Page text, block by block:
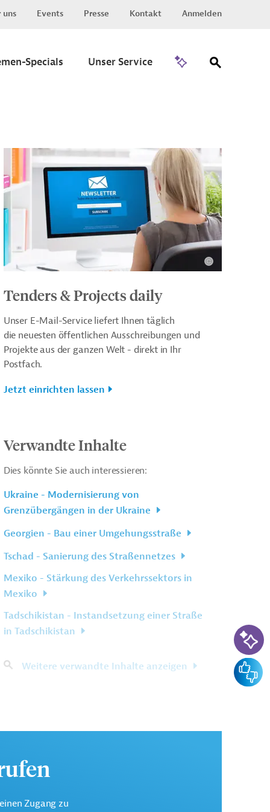
uns Events Presse Kontakt Anmelden
Specials Unser Service
Tenders & Projects daily
Unser E-Mail-Service liefert Ihnen täglich
die neuesten öffentlichen Ausschreibungen und
Projekte aus der ganzen Welt - direkt in Ihr
Postfach.
Jetzt einrichten lassen
Verwandte Inhalte
Dies könnte Sie auch interessieren:
Ukraine - Modernisierung von
Grenzübergängen in der Ukraine
Georgien - Bau einer Umgehungsstraße
Tschad - Sanierung des Straßennetzes
Mexiko - Stärkung des Verkehrssektors in
Mexiko
Tadschikistan - Instandsetzung einer Straße
in Tadschikistan
Weitere verwandte Inhalte anzeigen
Zugang zu
KI-